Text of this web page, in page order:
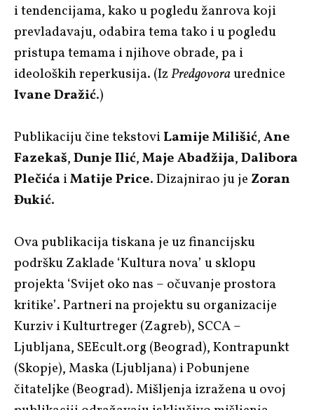
i tendencijama, kako u pogledu žanrova koji
prevladavaju, odabira tema tako i u pogledu
pristupa temama i njihove obrade, pa i
ideoloških reperkusija. (IzPredgovoraurednice
Ivane Dražić.)
Publikaciju čine tekstoviLamije Milišić,Ane
Fazekaš,Dunje Ilić,Maje Abadžija,Dalibora
PlečićaiMatije Price. Dizajnirao ju je Zoran
Đukić.
Ova publikacija tiskana je uz financijsku
podršku Zaklade ‘Kultura nova’ u sklopu
projekta ‘Svijet oko nas – očuvanje prostora
kritike’. Partneri na projektu su organizacije
Kurziv i Kulturtreger (Zagreb), SCCA –
Ljubljana, SEEcult.org (Beograd), Kontrapunkt
(Skopje), Maska (Ljubljana) i Pobunjene
čitateljke (Beograd). Mišljenja izražena u ovoj